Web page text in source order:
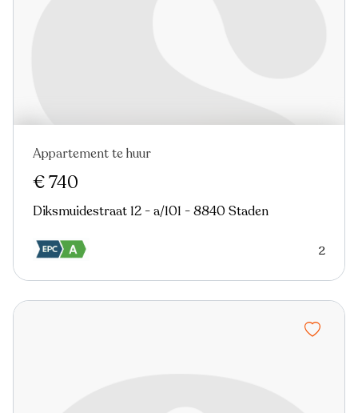
Appartement te huur
€ 740
Diksmuidestraat 12 - a/101 - 8840 Staden
2